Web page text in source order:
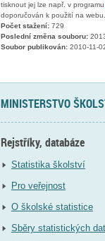
tisknout jej lze např. v programu
doporučován k použití na webu.
Počet stažení:729
Poslední změna souboru:
Soubor publikován:2010-11-
MINISTERSTVO
Rejstříky, databáze
Statistika školství
Pro veřejnost
O školské statistice
Sběry statistických dat